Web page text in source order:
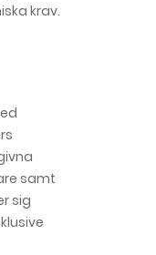
krav.
samt
sig